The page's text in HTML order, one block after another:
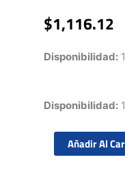
$1,116.12
Disponibilidad:
Disponibilidad:
Juego
Anillos
20
Añadir Al